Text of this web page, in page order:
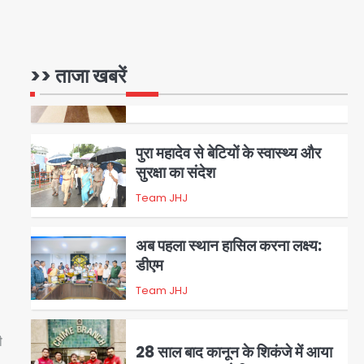
>> ताजा खबरें
5
1
पुरा महादेव से बेटियों के स्वास्थ्य और
सुरक्षा का संदेश
Team JHJ
2
अब पहला स्थान हासिल करना लक्ष्य:
डीएम
Team JHJ
28 साल बाद कानून के शिकंजे में आया